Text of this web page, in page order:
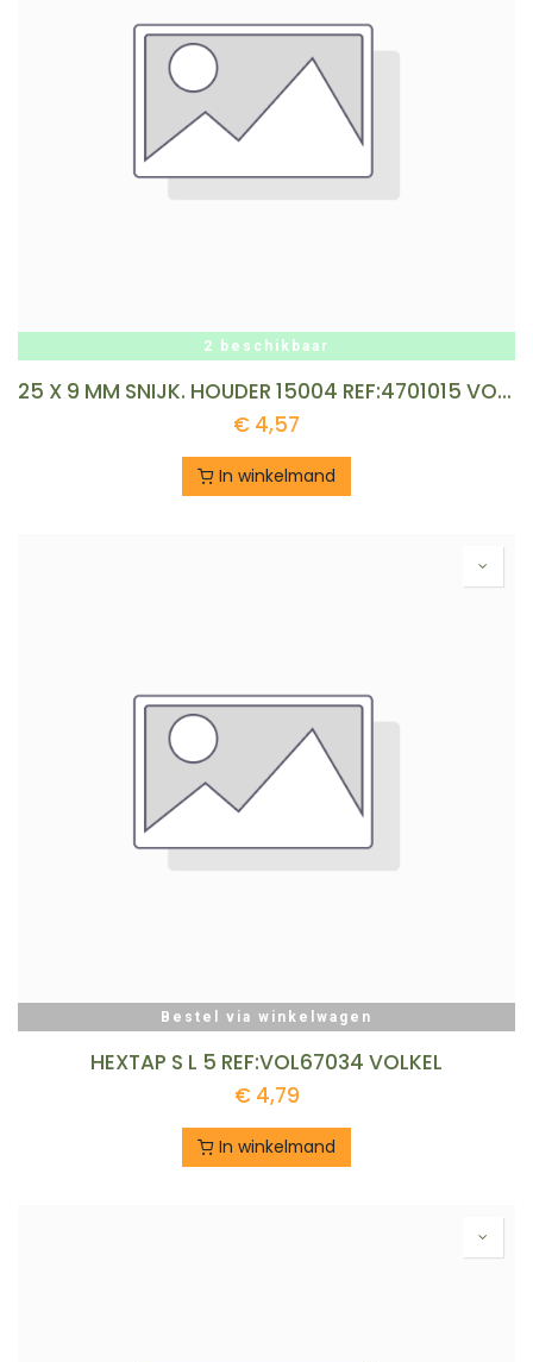
2 beschikbaar
25 X 9 MM SNIJK. HOUDER 15004 REF:4701015 VOELKEL
€ 4,57
In winkelmand
Bestel via winkelwagen
HEXTAP S L 5 REF:VOL67034 VOLKEL
€ 4,79
In winkelmand